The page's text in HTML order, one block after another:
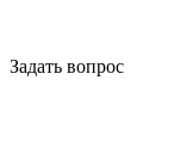
Задать вопрос